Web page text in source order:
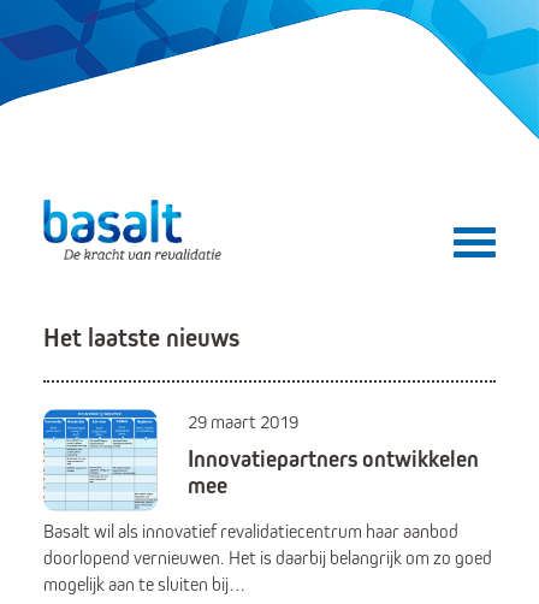
Direct naar de contentDirect naar de navigatie
Het laatste nieuws
29 maart 2019
Innovatiepartners ontwikkelen
mee
Basalt wil als innovatief revalidatiecentrum haar aanbod
doorlopend vernieuwen. Het is daarbij belangrijk om zo goed
mogelijk aan te sluiten bij…